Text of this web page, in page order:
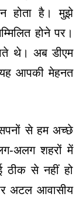
होता है। मुझे
होने पर।
थे। अब डीएम
आपकी मेहनत
से हम अच्छे
अलग शहरों में
से नहीं हो
अटल आवासीय